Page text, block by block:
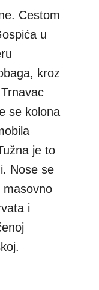
Cestom
u
kroz
se kolona
je to
Nose se
masovno
i